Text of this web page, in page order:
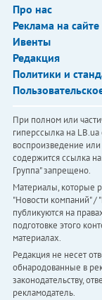
Про нас
Реклама на сайте
Ивенты
Редакция
Политики и
При полном или
гиперссылка на
воспроизведение
содержится ссылка
Группа" запрещено.
Материалы, которые
"Новости компаний" /
публикуются на
подготовке этого
материалах.
Редакция не несет
обнародованные в
законодательству,
рекламодатель.